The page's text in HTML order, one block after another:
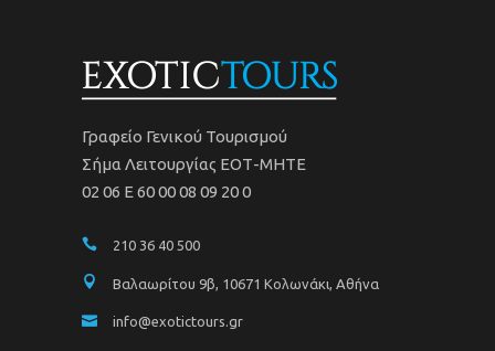
Γραφείο Γενικού Τουρισμού
Σήμα Λειτουργίας ΕΟΤ-ΜΗΤΕ
02 06 Ε 60 00 08 09 20 0
210 36 40 500
Βαλαωρίτου 9β, 10671 Κολωνάκι, Αθήνα
info@exotictours.gr